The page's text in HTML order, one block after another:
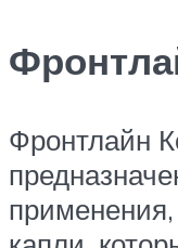
Фронтлайн
применения,